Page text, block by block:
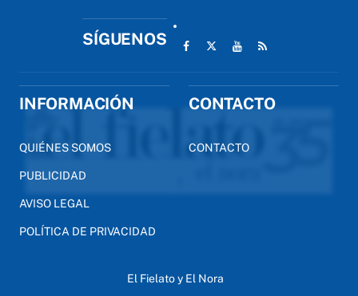
SÍGUENOS
INFORMACIÓN
QUIÉNES SOMOS
PUBLICIDAD
AVISO LEGAL
POLÍTICA DE PRIVACIDAD
CONTACTO
CONTACTO
El Fielato y El Nora